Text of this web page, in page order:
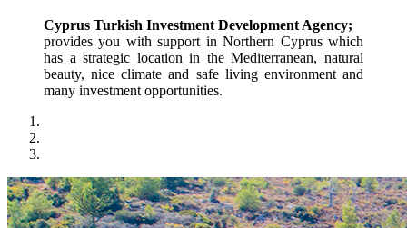
Cyprus Turkish Investment Development Agency;
provides you with support in Northern Cyprus which
has a strategic location in the Mediterranean, natural
beauty, nice climate and safe living environment and
many investment opportunities.